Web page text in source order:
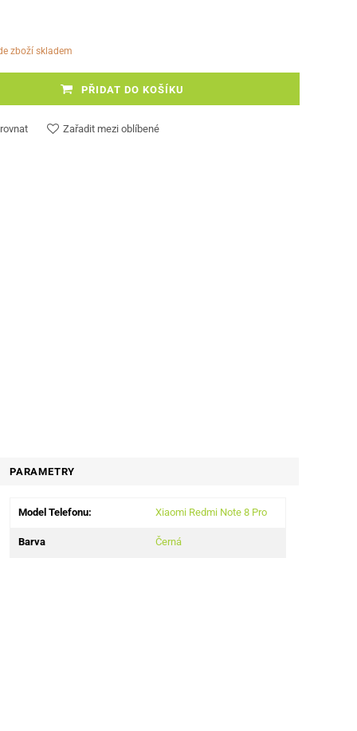
zboží skladem
PŘIDAT DO KOŠÍKU
Zařadit mezi oblíbené
PARAMETRY
Model Telefonu: Xiaomi Redmi Note 8 Pro
Barva Černá